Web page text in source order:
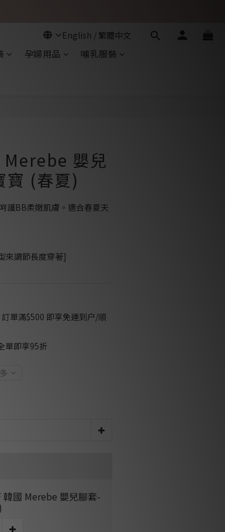
孕婦用品
哺乳服裝
嬰兒
寶 (春夏)
護BB柔嫩肌膚。適合春夏天
來調節長度穿著]
單滿$500 即享免運到户/順
單即享95折
韓國 Merebe 嬰兒腳套-